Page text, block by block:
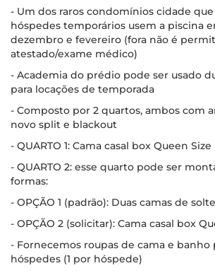
- Um dos raros condomínios cidade
hóspedes temporários usem a piscina
dezembro e fevereiro (fora não é
atestado/exame médico)
- Academia do prédio pode ser usado
para locações de temporada
- Composto por 2 quartos, ambos com
novo split e blackout
- QUARTO 1: Cama casal box Queen Size
- QUARTO 2: esse quarto pode ser
formas:
- OPÇÃO 1 (padrão): Duas camas de
- OPÇÃO 2 (solicitar): Cama casal box
- Fornecemos roupas de cama e banho
hóspedes (1 por hóspede)